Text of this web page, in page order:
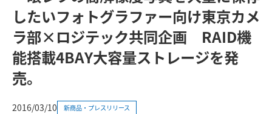
したいフォトグラファー向け東京カメ
ラ部×ロジテック共同企画 RAID機
能搭載4BAY大容量ストレージを発
売。
2016/03/10 新商品・プレスリリース